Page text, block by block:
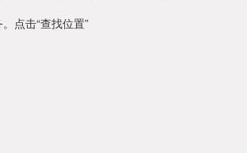
点击“查找位置”